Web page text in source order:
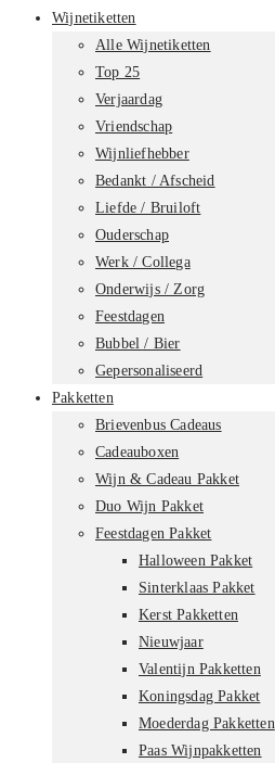
Wijnetiketten
Alle Wijnetiketten
Top 25
Verjaardag
Vriendschap
Wijnliefhebber
Bedankt / Afscheid
Liefde / Bruiloft
Ouderschap
Werk / Collega
Onderwijs / Zorg
Feestdagen
Bubbel / Bier
Gepersonaliseerd
Pakketten
Brievenbus Cadeaus
Cadeauboxen
Wijn & Cadeau Pakket
Duo Wijn Pakket
Feestdagen Pakket
Halloween Pakket
Sinterklaas Pakket
Kerst Pakketten
Nieuwjaar
Valentijn Pakketten
Koningsdag Pakket
Moederdag Pakketten
Paas Wijnpakketten